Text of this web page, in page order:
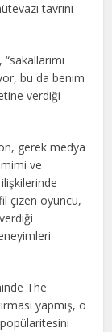
tavrını
bu da benim
verdiği
gerek medya
ve
çizen oyuncu,
The
yapmış, o